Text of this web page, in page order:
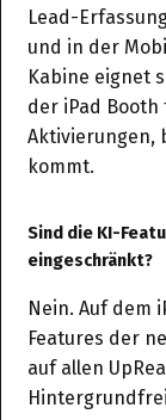
Lead-
und in der
Kabine eignet
der iPad
Aktivierungen,
kommt.
Sind die KI-
eingeschränkt?
Nein. Auf dem
Features der
auf allen